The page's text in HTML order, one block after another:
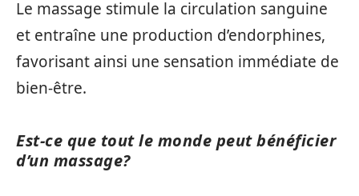
Le massage stimule la circulation sanguine
et entraîne une production d’endorphines,
favorisant ainsi une sensation immédiate de
bien-être.
Est-ce que tout le monde peut bénéficier
d’un massage?